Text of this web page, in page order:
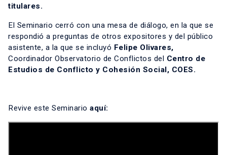
titulares.
El Seminario cerró con una mesa de diálogo, en la que se
respondió a preguntas de otros expositores y del público
asistente, a la que se incluyó Felipe Olivares,
Coordinador Observatorio de Conflictos del Centro de
Estudios de Conflicto y Cohesión Social, COES.
Revive este Seminario aquí: